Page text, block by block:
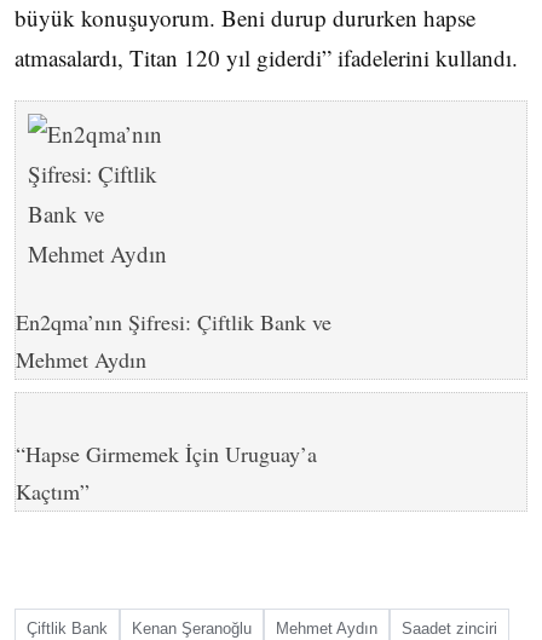
büyük konuşuyorum. Beni durup dururken hapse
atmasalardı, Titan 120 yıl giderdi” ifadelerini kullandı.
En2qma’nın Şifresi: Çiftlik Bank ve
Mehmet Aydın
“Hapse Girmemek İçin Uruguay’a
Kaçtım”
Çiftlik Bank Kenan Şeranoğlu Mehmet Aydın Saadet zinciri